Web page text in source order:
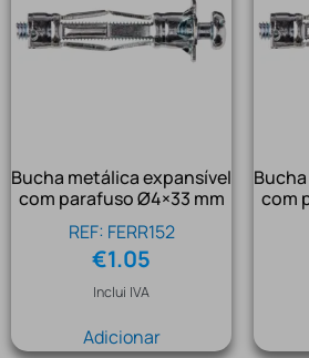
Bucha metálica expansível
com parafuso Ø4×33 mm
REF: FERR152
€1.05
Inclui IVA
Adicionar
com